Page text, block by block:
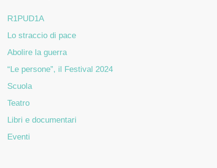
R1PUD1A
Lo straccio di pace
Abolire la guerra
“Le persone”, il Festival 2024
Scuola
Teatro
Libri e documentari
Eventi